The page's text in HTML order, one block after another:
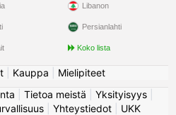
Libanon
Persianlahti
Koko lista
Kauppa
Mielipiteet
Tietoa meistä Yksityisyys|
Yhteystiedot UKK